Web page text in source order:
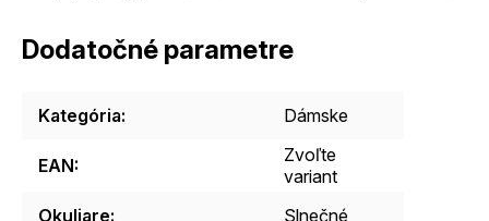
Dodatočné parametre
Kategória: Dámske
EAN:
Zvoľte
variant
Okuliare: Slnečné